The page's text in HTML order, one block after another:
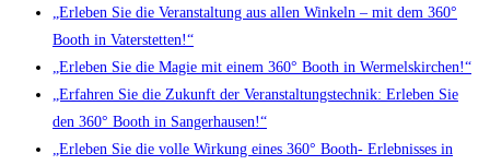
„Erleben Sie die Veranstaltung aus allen Winkeln – mit dem 360°
Booth in Vaterstetten!“
„Erleben Sie die Magie mit einem 360° Booth in Wermelskirchen!“
„Erfahren Sie die Zukunft der Veranstaltungstechnik: Erleben Sie
den 360° Booth in Sangerhausen!“
„Erleben Sie die volle Wirkung eines 360° Booth- Erlebnisses in